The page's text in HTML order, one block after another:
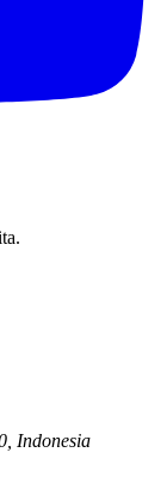
Indonesia